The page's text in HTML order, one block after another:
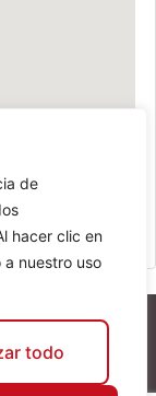
de
hacer clic en
a nuestro uso
todo